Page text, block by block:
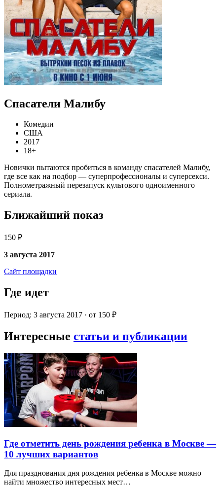
Спасатели Малибу
Комедии
США
2017
18+
Новички пытаются пробиться в команду спасателей Малибу,
где все как на подбор — суперпрофессионалы и суперсекси.
Полнометражный перезапуск культового одноименного
сериала.
Ближайший показ
150 ₽
3 августа 2017
Сайт площадки
Где идет
Период: 3 августа 2017 · от 150 ₽
Интересные статьи и публикации
Где отметить день рождения ребенка в Москве —
10 лучших вариантов
Для празднования дня рождения ребенка в Москве можно
найти множество интересных мест…